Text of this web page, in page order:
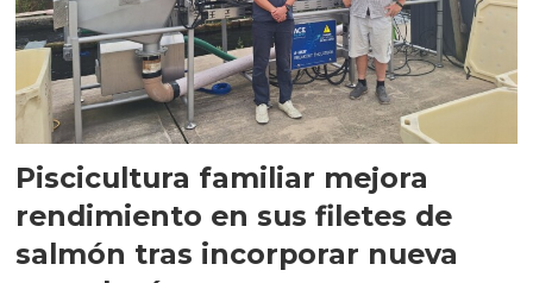
Piscicultura familiar mejora
rendimiento en sus filetes de
salmón tras incorporar nueva